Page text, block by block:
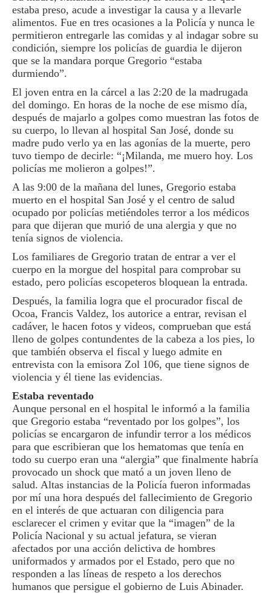
estaba preso, acude a investigar la causa y a llevarle
alimentos. Fue en tres ocasiones a la Policía y nunca le
permitieron entregarle las comidas y al indagar sobre su
condición, siempre los policías de guardia le dijeron
que se la mandara porque Gregorio “estaba
durmiendo”.
El joven entra en la cárcel a las 2:20 de la madrugada
del domingo. En horas de la noche de ese mismo día,
después de majarlo a golpes como muestran las fotos de
su cuerpo, lo llevan al hospital San José, donde su
madre pudo verlo ya en las agonías de la muerte, pero
tuvo tiempo de decirle: “¡Milanda, me muero hoy. Los
policías me molieron a golpes!”.
A las 9:00 de la mañana del lunes, Gregorio estaba
muerto en el hospital San José y el centro de salud
ocupado por policías metiéndoles terror a los médicos
para que dijeran que murió de una alergia y que no
tenía signos de violencia.
Los familiares de Gregorio tratan de entrar a ver el
cuerpo en la morgue del hospital para comprobar su
estado, pero policías escopeteros bloquean la entrada.
Después, la familia logra que el procurador fiscal de
Ocoa, Francis Valdez, los autorice a entrar, revisan el
cadáver, le hacen fotos y videos, comprueban que está
lleno de golpes contundentes de la cabeza a los pies, lo
que también observa el fiscal y luego admite en
entrevista con la emisora Zol 106, que tiene signos de
violencia y él tiene las evidencias.
Estaba reventado
Aunque personal en el hospital le informó a la familia
que Gregorio estaba “reventado por los golpes”, los
policías se encargaron de infundir terror a los médicos
para que escribieran que los hematomas que tenía en
todo su cuerpo eran una “alergia” que finalmente habría
provocado un shock que mató a un joven lleno de
salud. Altas instancias de la Policía fueron informadas
por mí una hora después del fallecimiento de Gregorio
en el interés de que actuaran con diligencia para
esclarecer el crimen y evitar que la “imagen” de la
Policía Nacional y su actual jefatura, se vieran
afectados por una acción delictiva de hombres
uniformados y armados por el Estado, pero que no
responden a las líneas de respeto a los derechos
humanos que persigue el gobierno de Luis Abinader.